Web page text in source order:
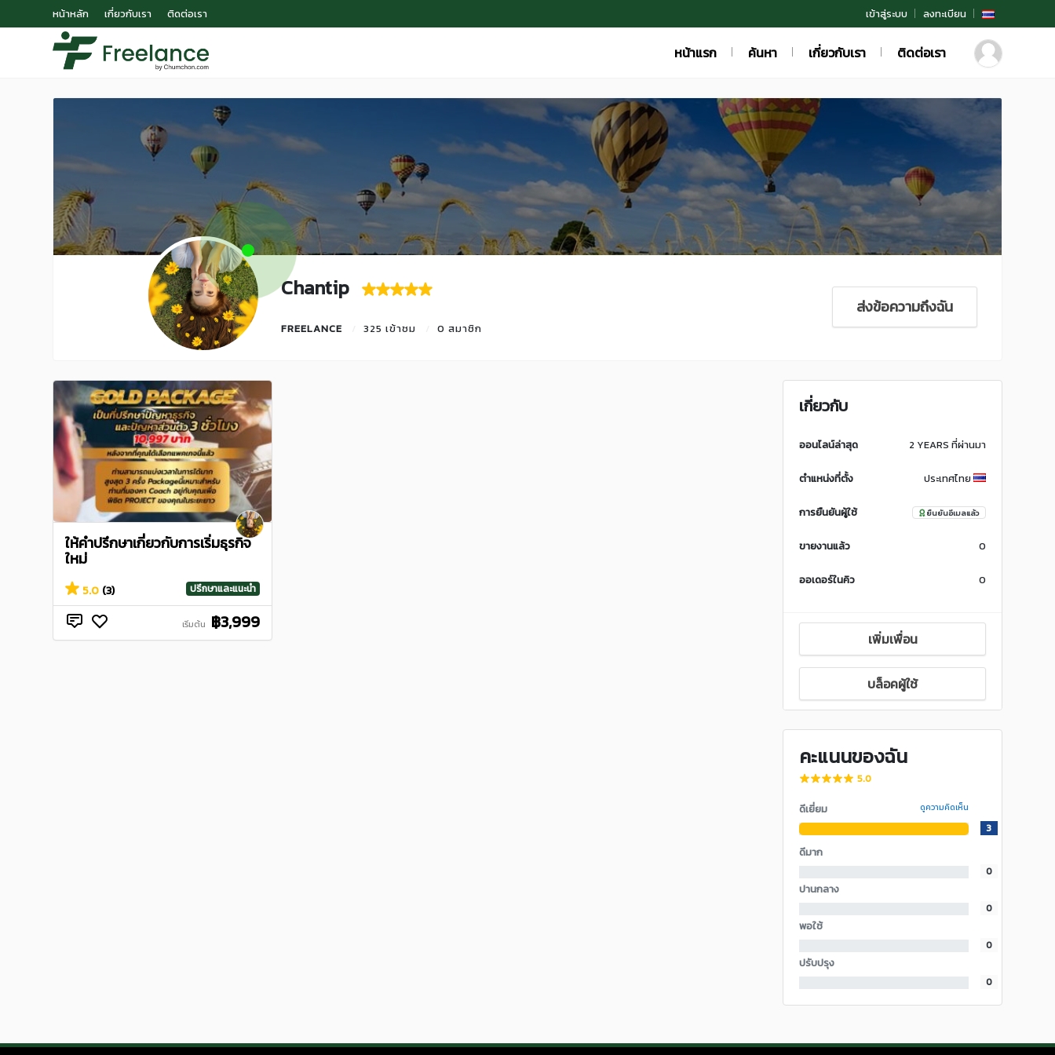
หน้าหลัก เกี่ยวกับเรา ติดต่อเรา เข้าสู่ระบบ ลงทะเบียน
หน้าแรก ค้นหา เกี่ยวกับเรา ติดต่อเรา
Chantip
FREELANCE 325 เข้าชม 0 สมาชิก
ส่งข้อความถึงฉัน
ให้คำปรึกษาเกี่ยวกับการเริ่มธุรกิจ
ใหม่
5.0 (3) ปรึกษาและแนะนำ
เริ่มต้น ฿3,999
เกี่ยวกับ
ออนไลน์ล่าสุด 2 YEARS ที่ผ่านมา
ตำแหน่งที่ตั้ง ประเทศไทย
การยืนยันผู้ใช้ ยืนยันอีเมลแล้ว
ขายงานแล้ว 0
ออเดอร์ในคิว 0
เพิ่มเพื่อน
บล็อคผู้ใช้
คะแนนของฉัน
5.0
ดีเยี่ยม ดูความคิดเห็น
3
ดีมาก
0
ปานกลาง
0
พอใช้
0
ปรับปรุง
0